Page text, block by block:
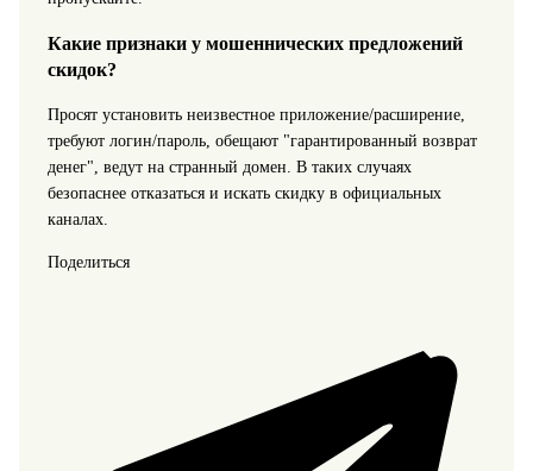
Какие признаки у мошеннических предложений
скидок?
Просят установить неизвестное приложение/расширение,
требуют логин/пароль, обещают "гарантированный возврат
денег", ведут на странный домен. В таких случаях
безопаснее отказаться и искать скидку в официальных
каналах.
Поделиться